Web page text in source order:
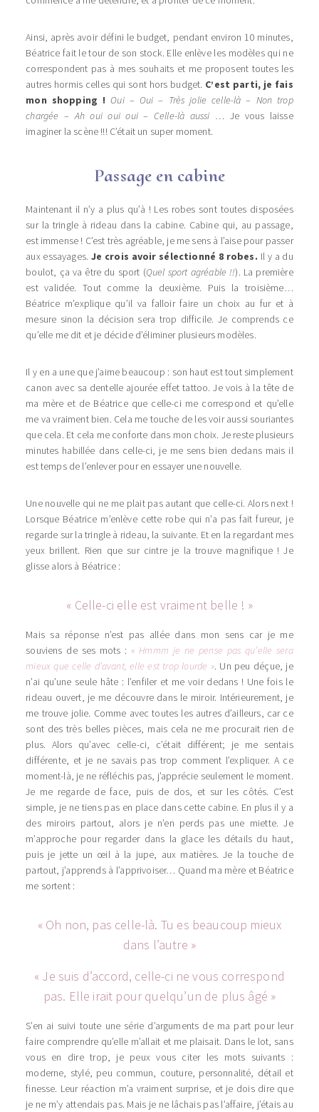
Ainsi, après avoir défini le budget, pendant environ 10 minutes,
Béatrice fait le tour de son stock. Elle enlève les modèles qui ne
correspondent pas à mes souhaits et me proposent toutes les
autres hormis celles qui sont hors budget. C’est parti, je fais
mon shopping ! Oui– Oui – Très jolie celle-là – Non trop
chargée –Ah oui oui oui– Celle-là aussi … Je vous laisse
imaginer la scène !!! C’était un super moment.
Passage en cabine
Maintenant il n’y a plus qu’à ! Les robes sont toutes disposées
sur la tringle à rideau dans la cabine. Cabine qui, au passage,
est immense ! C’est très agréable, je me sens à l’aise pour passer
aux essayages. Je crois avoir sélectionné 8 robes. Il y a du
boulot, ça va être du sport (Quel sport agréable !!). La première
est validée. Tout comme la deuxième. Puis la troisième…
Béatrice m’explique qu’il va falloir faire un choix au fur et à
mesure sinon la décision sera trop difficile. Je comprends ce
qu’elle me dit et je décide d’éliminer plusieurs modèles.
Il y en a une que j’aime beaucoup : son haut est tout simplement
canon avec sa dentelle ajourée effet tattoo. Je vois à la tête de
ma mère et de Béatrice que celle-ci me correspond et qu’elle
me va vraiment bien. Cela me touche de les voir aussi souriantes
que cela. Et cela me conforte dans mon choix. Je reste plusieurs
minutes habillée dans celle-ci, je me sens bien dedans mais il
est temps de l’enlever pour en essayer une nouvelle.
Une nouvelle qui ne me plait pas autant que celle-ci. Alors next !
Lorsque Béatrice m’enlève cette robe qui n’a pas fait fureur, je
regarde sur la tringle à rideau, la suivante. Et en la regardant mes
yeux brillent. Rien que sur cintre je la trouve magnifique ! Je
glisse alors à Béatrice :
« Celle-ci elle est vraiment belle ! »
Mais sa réponse n’est pas allée dans mon sens car je me
souviens de ses mots :« Hmmm je ne pense pas qu’elle sera
mieux que celle d’avant, elle est trop lourde ». Un peu déçue, je
n’ai qu’une seule hâte : l’enfiler et me voir dedans ! Une fois le
rideau ouvert, je me découvre dans le miroir. Intérieurement, je
me trouve jolie. Comme avec toutes les autres d’ailleurs, car ce
sont des très belles pièces, mais cela ne me procurait rien de
plus. Alors qu’avec celle-ci, c’était différent; je me sentais
différente, et je ne savais pas trop comment l’expliquer. A ce
moment-là, je ne réfléchis pas, j’apprécie seulement le moment.
Je me regarde de face, puis de dos, et sur les côtés. C’est
simple, je ne tiens pas en place dans cette cabine. En plus il y a
des miroirs partout, alors je n’en perds pas une miette. Je
m’approche pour regarder dans la glace les détails du haut,
puis je jette un œil à la jupe, aux matières. Je la touche de
partout, j’apprends à l’apprivoiser… Quand ma mère et Béatrice
me sortent :
« Oh non, pas celle-là. Tu es beaucoup mieux
dans l’autre »
« Je suis d’accord, celle-ci ne vous correspond
pas. Elle irait pour quelqu’un de plus âgé »
S’en ai suivi toute une série d’arguments de ma part pour leur
faire comprendre qu’elle m’allait et me plaisait. Dans le lot, sans
vous en dire trop, je peux vous citer les mots suivants :
moderne, stylé, peu commun, couture, personnalité, détail et
finesse. Leur réaction m’a vraiment surprise, et je dois dire que
je ne m’y attendais pas. Mais je ne lâchais pas l’affaire, j’étais au